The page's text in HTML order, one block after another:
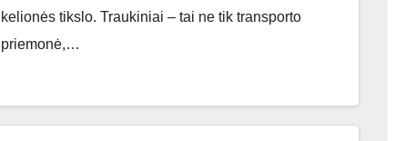
kelionės tikslo. Traukiniai – tai ne tik transporto
priemonė,…